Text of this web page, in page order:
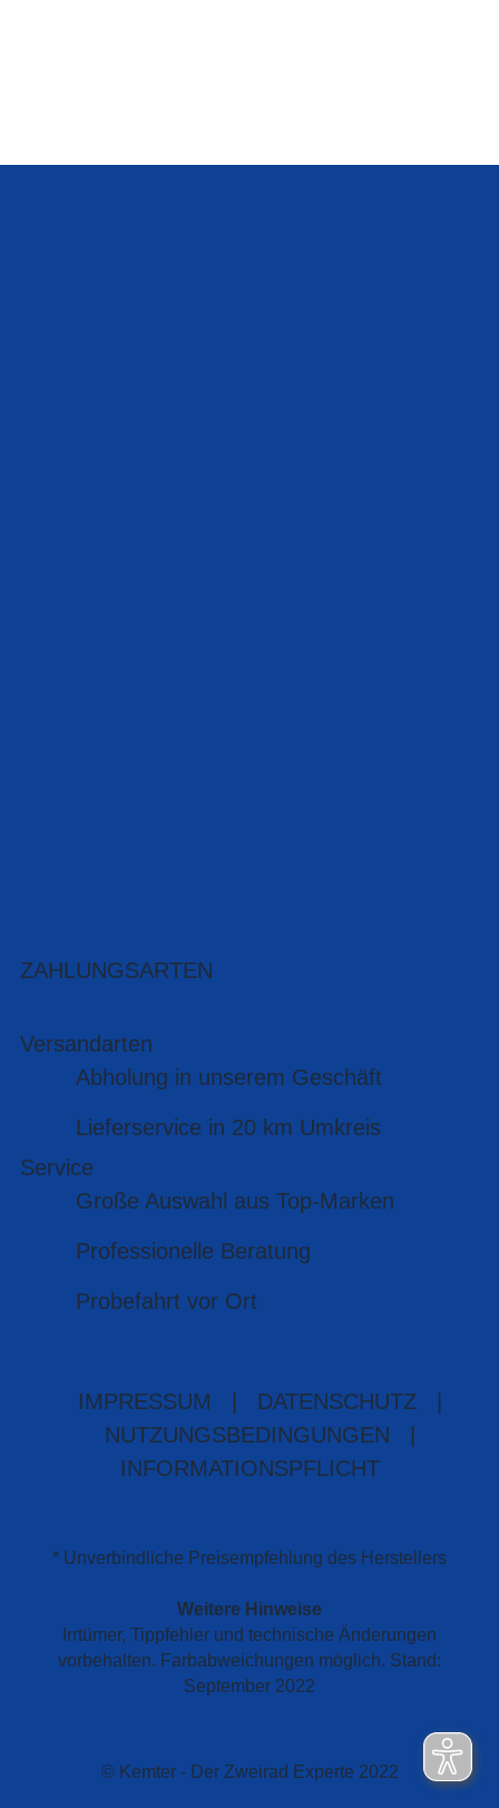
ZAHLUNGSARTEN
Versandarten
Abholung in unserem Geschäft
Lieferservice in 20 km Umkreis
Service
Große Auswahl aus Top-Marken
Professionelle Beratung
Probefahrt vor Ort
IMPRESSUM DATENSCHUTZ
NUTZUNGSBEDINGUNGEN
INFORMATIONSPFLICHT
* Unverbindliche Preisempfehlung des Herstellers
Weitere Hinweise
Irrtümer, Tippfehler und technische Änderungen
vorbehalten. Farbabweichungen möglich. Stand:
September 2022
© Kemter - Der Zweirad Experte 2022